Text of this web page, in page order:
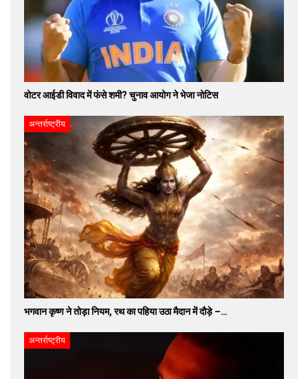
वोटर आईडी विवाद में फंसे शमी? चुनाव आयोग ने भेजा नोटिस
अन्तर्राष्ट्रीय
भगवान कृष्ण ने तोड़ा नियम, रथ का पहिया उठा मैदान में दौड़े –…
अन्तर्राष्ट्रीय